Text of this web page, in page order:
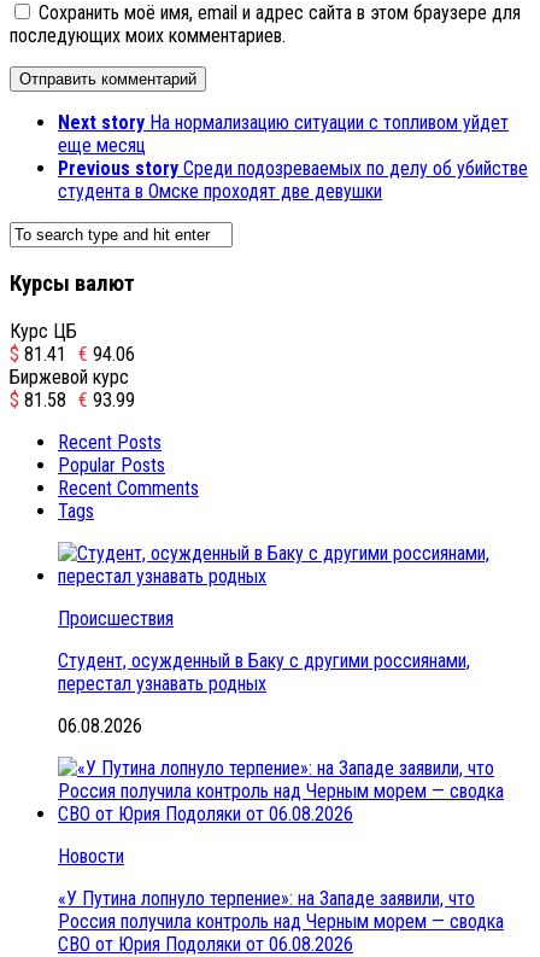
Сохранить моё имя, email и адрес сайта в этом браузере для
последующих моих комментариев.
Next story На нормализацию ситуации с топливом уйдет
еще месяц
Previous story Среди подозреваемых по делу об убийстве
студента в Омске проходят две девушки
Курсы валют
Курс ЦБ
$ 81.41 € 94.06
Биржевой курс
$ 81.58 € 93.99
Recent Posts
Popular Posts
Recent Comments
Tags
Происшествия
Студент, осужденный в Баку с другими россиянами,
перестал узнавать родных
06.08.2026
Новости
«У Путина лопнуло терпение»: на Западе заявили, что
Россия получила контроль над Черным морем — сводка
СВО от Юрия Подоляки от 06.08.2026